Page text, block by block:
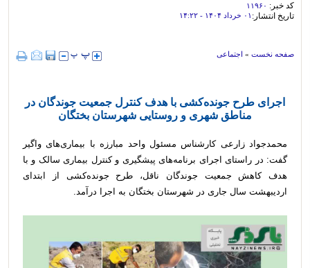
کد خبر: ۱۱۹۶۰
تاریخ انتشار: ۰۱ خرداد ۱۴۰۴ - ۱۴:۲۲
صفحه نخست » اجتماعی
اجرای طرح جونده‌کشی با هدف کنترل جمعیت جوندگان در
مناطق شهری و روستایی شهرستان بختگان
محمدجواد زارعی کارشناس مسئول واحد مبارزه با بیماری‌های واگیر
گفت: در راستای اجرای برنامه‌های پیشگیری و کنترل بیماری سالک و با
هدف کاهش جمعیت جوندگان ناقل، طرح جونده‌کشی از ابتدای
اردیبهشت سال جاری در شهرستان بختگان به اجرا درآمد.